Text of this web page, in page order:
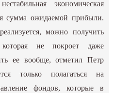
экономическая
сумма ожидаемой прибыли.
можно получить
не покроет даже
ее вообще, отметил Петр
только полагаться на
фондов, которые в